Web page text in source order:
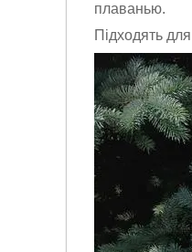
плаванью.
Підходять